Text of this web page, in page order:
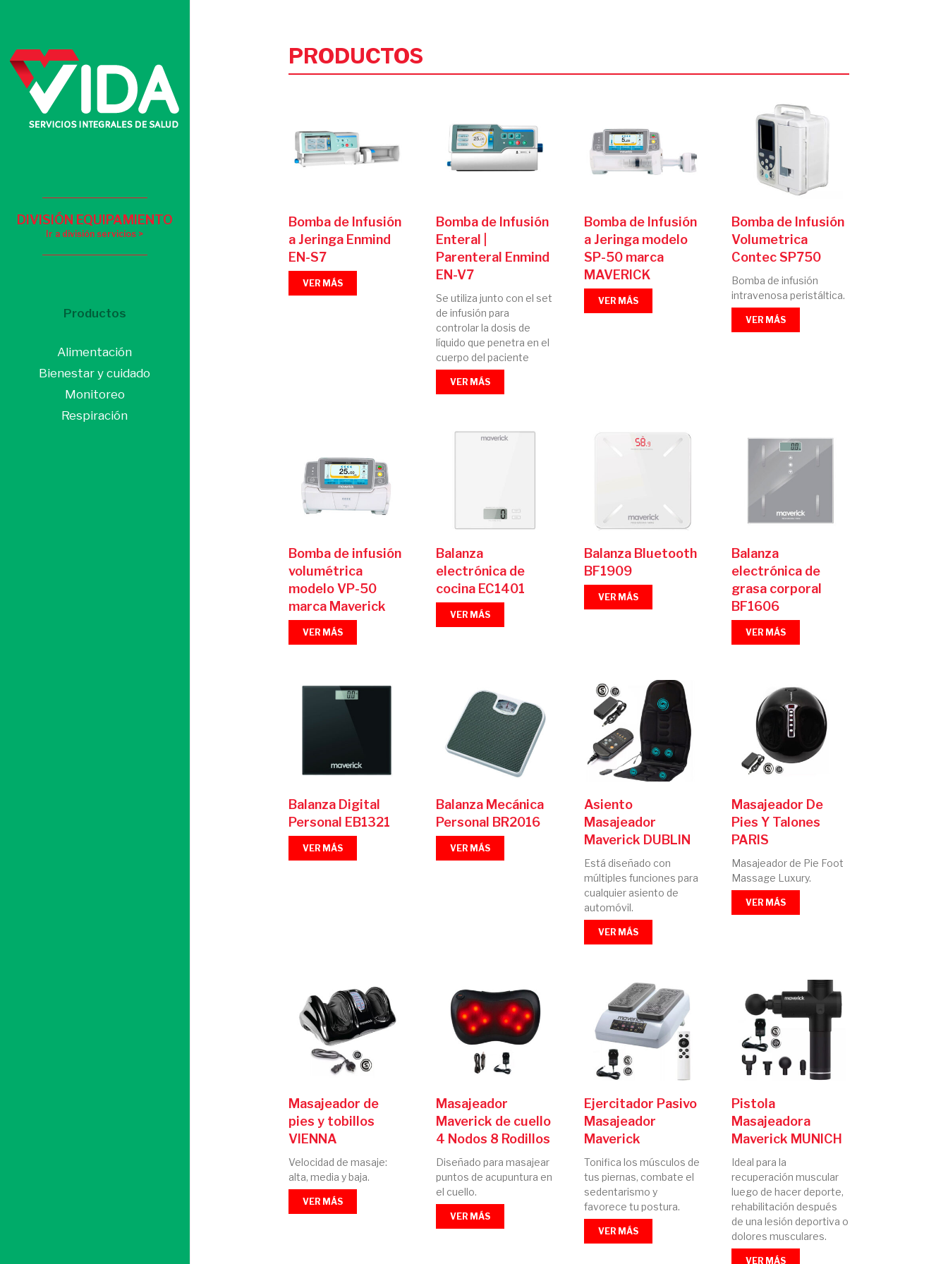
DIVISIÓN EQUIPAMIENTO
Ir a división servicios >
Productos
Alimentación
Bienestar y cuidado
Monitoreo
Respiración
PRODUCTOS
Bomba de Infusión
a Jeringa Enmind
EN-S7
VER MÁS
Bomba de Infusión
Enteral |
Parenteral Enmind
EN-V7
Se utiliza junto con el set
de infusión para
controlar la dosis de
líquido que penetra en el
cuerpo del paciente
VER MÁS
Bomba de Infusión
a Jeringa modelo
SP-50 marca
MAVERICK
VER MÁS
Bomba de Infusión
Volumetrica
Contec SP750
Bomba de infusión
intravenosa peristáltica.
VER MÁS
Bomba de infusión
volumétrica
modelo VP-50
marca Maverick
VER MÁS
Balanza
electrónica de
cocina EC1401
VER MÁS
Balanza Bluetooth
BF1909
VER MÁS
Balanza
electrónica de
grasa corporal
BF1606
VER MÁS
Balanza Digital
Personal EB1321
VER MÁS
Balanza Mecánica
Personal BR2016
VER MÁS
Asiento
Masajeador
Maverick DUBLIN
Está diseñado con
múltiples funciones para
cualquier asiento de
automóvil.
VER MÁS
Masajeador De
Pies Y Talones
PARIS
Masajeador de Pie Foot
Massage Luxury.
VER MÁS
Masajeador de
pies y tobillos
VIENNA
Velocidad de masaje:
alta, media y baja.
VER MÁS
Masajeador
Maverick de cuello
4 Nodos 8 Rodillos
Diseñado para masajear
puntos de acupuntura en
el cuello.
VER MÁS
Ejercitador Pasivo
Masajeador
Maverick
Tonifica los músculos de
tus piernas, combate el
sedentarismo y
favorece tu postura.
VER MÁS
Pistola
Masajeadora
Maverick MUNICH
Ideal para la
recuperación muscular
luego de hacer deporte,
rehabilitación después
de una lesión deportiva o
dolores musculares.
VER MÁS